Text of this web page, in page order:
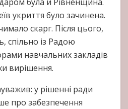
була й Рівненщина.
укриття було зачинена.
скарг. Після цього,
спільно із Радою
навчальних закладів
вирішення.
у рішенні ради
про забезпечення